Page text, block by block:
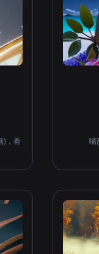
)，看
嘴